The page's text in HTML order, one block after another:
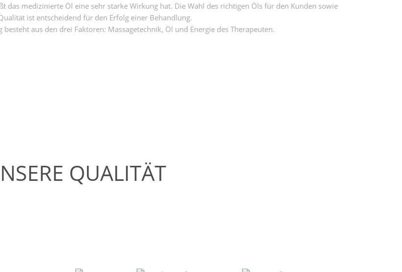
das medizinierte Öl eine sehr starke Wirkung hat. Die Wahl des richtigen Öls für den Kunden sowie
ist entscheidend für den Erfolg einer Behandlung.
aus den drei Faktoren: Massagetechnik, Öl und Energie des Therapeuten.
QUALITÄT